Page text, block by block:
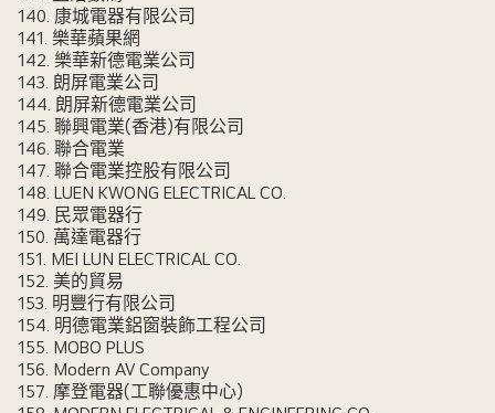
140. 康城電器有限公司
141. 樂華蘋果網
142. 樂華新德電業公司
143. 朗屏電業公司
144. 朗屏新德電業公司
145. 聯興電業(香港)有限公司
146. 聯合電業
147. 聯合電業控股有限公司
148. LUEN KWONG ELECTRICAL CO.
149. 民眾電器行
150. 萬達電器行
151. MEI LUN ELECTRICAL CO.
152. 美的貿易
153. 明豐行有限公司
154. 明德電業鋁窗裝飾工程公司
155. MOBO PLUS
156. Modern AV Company
157. 摩登電器(工聯優惠中心)